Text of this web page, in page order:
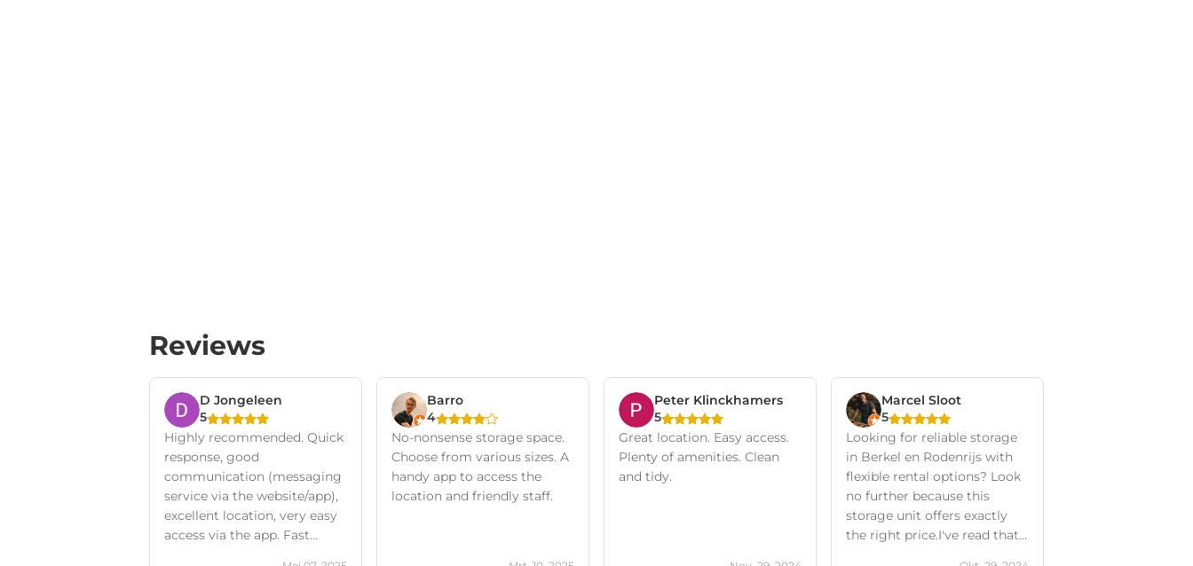
Reviews
D Jongeleen
5
Highly recommended. Quick
response, good
communication (messaging
service via the website/app),
excellent location, very easy
access via the app. Fast
Barro
4
No-nonsense storage space.
Choose from various sizes. A
handy app to access the
location and friendly staff.
Peter Klinckhamers
5
Great location. Easy access.
Plenty of amenities. Clean
and tidy.
Marcel Sloot
5
Looking for reliable storage
in Berkel en Rodenrijs with
flexible rental options? Look
no further because this
storage unit offers exactly
the right price.I've read that